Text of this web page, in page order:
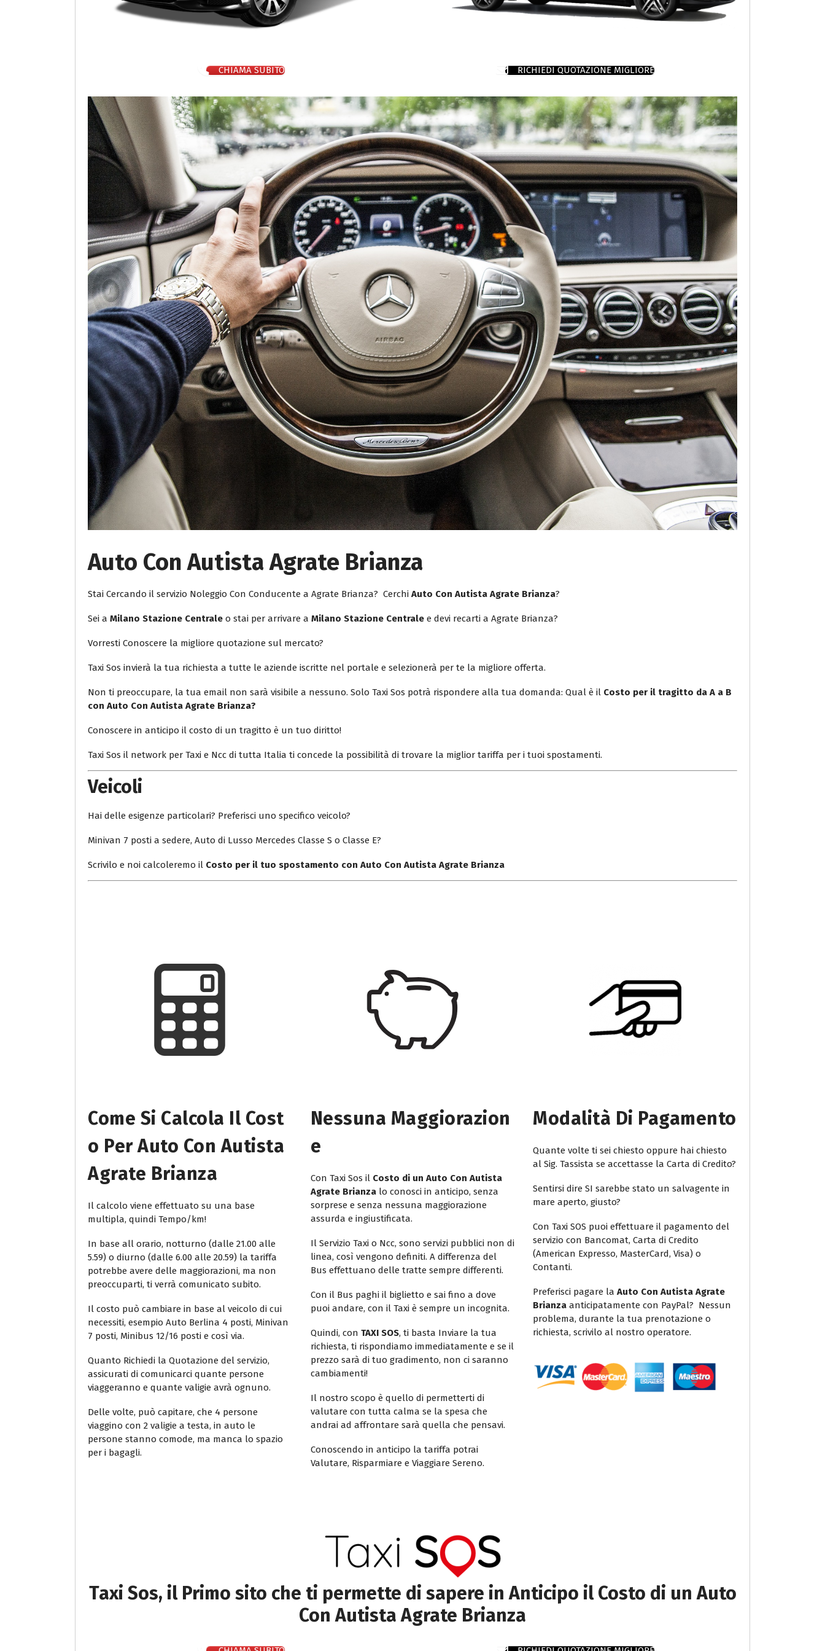
CHIAMA SUBITO RICHIEDI QUOTAZIONE MIGLIORE
Auto Con Autista Agrate Brianza
Stai Cercando il servizio Noleggio Con Conducente a Agrate Brianza? Cerchi Auto Con Autista Agrate Brianza?
Sei a Milano Stazione Centrale o stai per arrivare a Milano Stazione Centrale e devi recarti a Agrate Brianza?
Vorresti Conoscere la migliore quotazione sul mercato?
Taxi Sos invierà la tua richiesta a tutte le aziende iscritte nel portale e selezionerà per te la migliore offerta.
Non ti preoccupare, la tua email non sarà visibile a nessuno. Solo Taxi Sos potrà rispondere alla tua domanda: Qual è il Costo per il tragitto da A a B
con Auto Con Autista Agrate Brianza?
Conoscere in anticipo il costo di un tragitto è un tuo diritto!
Taxi Sos il network per Taxi e Ncc di tutta Italia ti concede la possibilità di trovare la miglior tariffa per i tuoi spostamenti.
Veicoli
Hai delle esigenze particolari? Preferisci uno specifico veicolo?
Minivan 7 posti a sedere, Auto di Lusso Mercedes Classe S o Classe E?
Scrivilo e noi calcoleremo il Costo per il tuo spostamento con Auto Con Autista Agrate Brianza
Come Si Calcola Il Cost
O Per Auto Con Autista
Agrate Brianza
Il calcolo viene effettuato su una base
multipla, quindi Tempo/km!
In base all orario, notturno (dalle 21.00 alle
5.59) o diurno (dalle 6.00 alle 20.59) la tariffa
potrebbe avere delle maggiorazioni, ma non
preoccuparti, ti verrà comunicato subito.
Il costo può cambiare in base al veicolo di cui
necessiti, esempio Auto Berlina 4 posti, Minivan
7 posti, Minibus 12/16 posti e così via.
Quanto Richiedi la Quotazione del servizio,
assicurati di comunicarci quante persone
viaggeranno e quante valigie avrà ognuno.
Delle volte, può capitare, che 4 persone
viaggino con 2 valigie a testa, in auto le
persone stanno comode, ma manca lo spazio
per i bagagli.
Nessuna Maggiorazion
E
Con Taxi Sos il Costo di un Auto Con Autista
Agrate Brianzalo conosci in anticipo, senza
sorprese e senza nessuna maggiorazione
assurda e ingiustificata.
Il Servizio Taxi o Ncc, sono servizi pubblici non di
linea, così vengono definiti. A differenza del
Bus effettuano delle tratte sempre differenti.
Con il Bus paghi il biglietto e sai fino a dove
puoi andare, con il Taxi è sempre un incognita.
Quindi, con TAXI SOS, ti basta Inviare la tua
richiesta, ti rispondiamo immediatamente e se il
prezzo sarà di tuo gradimento, non ci saranno
cambiamenti!
Il nostro scopo è quello di permetterti di
valutare con tutta calma se la spesa che
andrai ad affrontare sarà quella che pensavi.
Conoscendo in anticipo la tariffa potrai
Valutare, Risparmiare e Viaggiare Sereno.
Modalità Di Pagamento
Quante volte ti sei chiesto oppure hai chiesto
al Sig. Tassista se accettasse la Carta di Credito?
Sentirsi dire SI sarebbe stato un salvagente in
mare aperto, giusto?
Con Taxi SOS puoi effettuare il pagamento del
servizio con Bancomat, Carta di Credito
(American Expresso, MasterCard, Visa) o
Contanti.
Preferisci pagare laAuto Con Autista Agrate
Brianza anticipatamente con PayPal? Nessun
problema, durante la tua prenotazione o
richiesta, scrivilo al nostro operatore.
Taxi Sos, il Primo sito che ti permette di sapere in Anticipo il Costo di un Auto
Con Autista Agrate Brianza